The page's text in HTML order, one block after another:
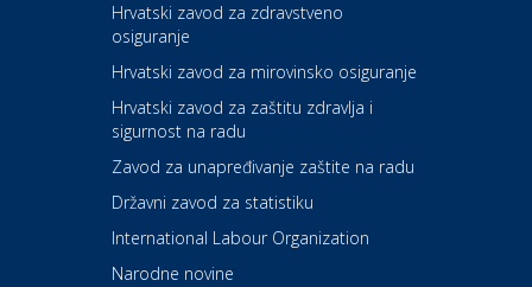
Zdravlje i osiguranje
Povoljnosti
Dental Sudar
Dom i dizajn
Euro-vrt – kosilice, motorne
Hrvatski zavod za zdravstveno
osiguranje
Hrvatski zavod za mirovinsko osiguranje
Hrvatski zavod za zaštitu zdravlja i
sigurnost na radu
Zavod za unapređivanje zaštite na radu
Državni zavod za statistiku
International Labour Organization
Narodne novine